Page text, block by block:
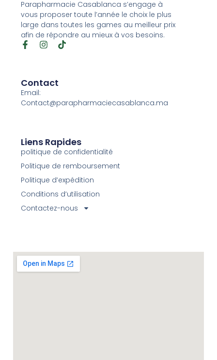
Parapharmacie Casablanca s’engage à
vous proposer toute l’année le choix le plus
large dans toutes les games au meilleur prix
afin de répondre au mieux à vos besoins.
Contact
Email:
Contact@parapharmaciecasablanca.ma
Liens Rapides
politique de confidentialité
Politique de remboursement
Politique d’expédition
Conditions d’utilisation
Contactez-nous